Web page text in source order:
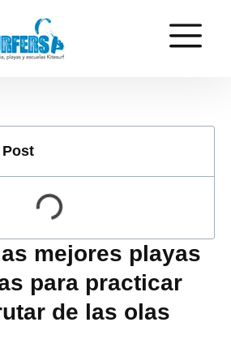
mejores playas
para practicar
de las olas